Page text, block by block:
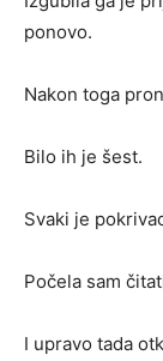
ponovo.
Nakon toga
Bilo ih je šest.
Svaki je
Počela sam
I upravo tada